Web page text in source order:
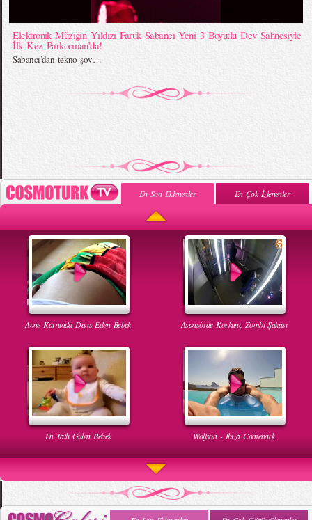
Elektronik Müziğin Yıldızı Faruk Sabancı Yeni 3 Boyutlu Dev Sahnesiyle
İlk Kez Parkorman’da!
Sabancı’dan tekno şov…
En Son Eklenenler En Çok İzlenenler
Anne Karnında Dans Eden Bebek Asansörde Korkunç Zombi Şakası
En Tatlı Gülen Bebek Wolfson - Ibiza Comeback